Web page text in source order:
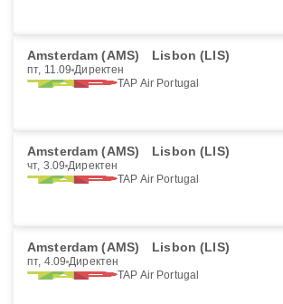
Amsterdam (AMS) Lisbon (LIS)
пт, 11.09 Директен
TAP Air Portugal
Amsterdam (AMS) Lisbon (LIS)
чт, 3.09 Директен
TAP Air Portugal
Amsterdam (AMS) Lisbon (LIS)
пт, 4.09 Директен
TAP Air Portugal